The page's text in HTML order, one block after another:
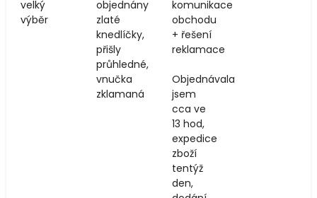
velký
výběr
objednány
zlaté
knedlíčky,
přišly
průhledné,
vnučka
zklamaná
komunikace
obchodu
+ řešení
reklamace
Objednávala
jsem
cca ve
13 hod,
expedice
zboží
tentýž
den,